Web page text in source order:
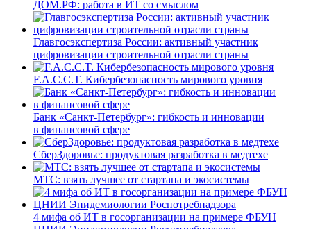
ДОМ.РФ: работа в ИТ со смыслом
Главгосэкспертиза России: активный участник
цифровизации строительной отрасли страны
F.A.C.C.T. Кибербезопасность мирового уровня
Банк «Санкт-Петербург»: гибкость и инновации
в финансовой сфере
СберЗдоровье: продуктовая разработка в медтехе
МТС: взять лучшее от стартапа и экосистемы
4 мифа об ИТ в госорганизации на примере ФБУН